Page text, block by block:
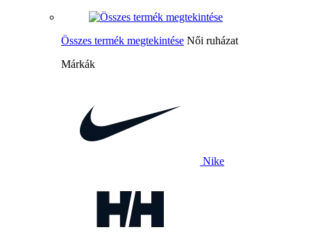
Összes termék megtekintése Női ruházat
Márkák
Nike